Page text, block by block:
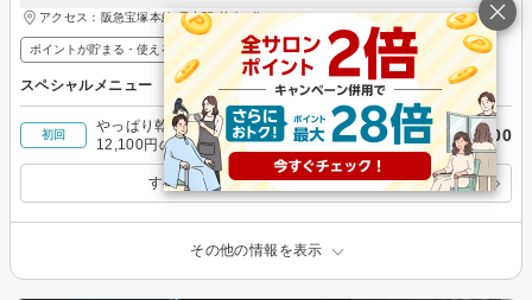
アクセス：阪急宝塚本線 豊中駅 徒歩1分
ポイントが貯まる・使える
スペシャルメニュー
初回
やっぱり乾燥にはレチノール◇コース 通常価格
12,100円のところ
￥9,900
すべてのスペシャルメニューを見る
その他の情報を表示